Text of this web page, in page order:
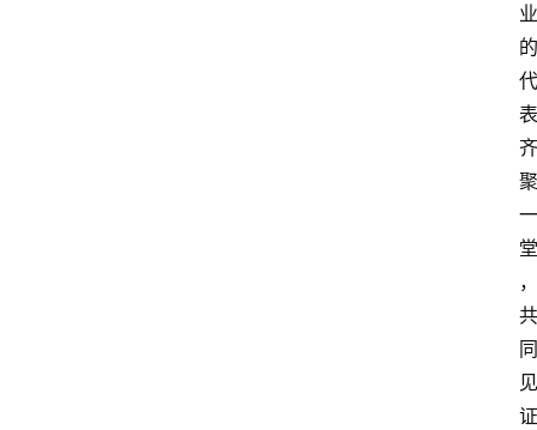
业
的
代
表
齐
聚
一
堂
，
共
同
见
证